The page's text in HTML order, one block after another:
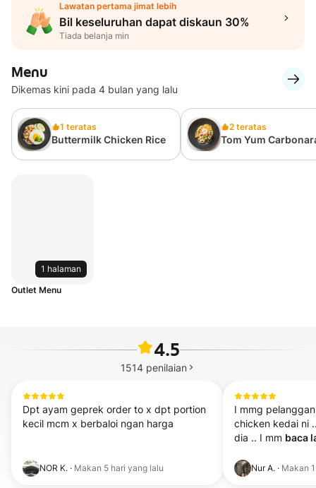
Lawatan pertama jimat lebih
Bil keseluruhan dapat diskaun 30%
Tiada belanja min
Menu
Dikemas kini pada 4 bulan yang lalu
1 teratas
Buttermilk Chicken Rice
2 teratas
Tom Yum
1 halaman
Outlet Menu
4.5
1514 penilaian
Dpt ayam geprek order to x dpt portion
kecil mcm x berbaloi ngan harga
NOR K. · Makan 5 hari yang lalu
I mmg
chicken kedai ni
dia .. I mm baca
Nur A. · Makan